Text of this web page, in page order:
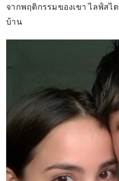
จากพฤติกรรมของเขา ไลฟ์สไ
บ้าน